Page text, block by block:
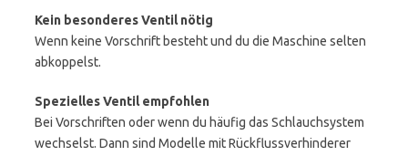
Kein besonderes Ventil nötig
Wenn keine Vorschrift besteht und du die Maschine selten
abkoppelst.
Spezielles Ventil empfohlen
Bei Vorschriften oder wenn du häufig das Schlauchsystem
wechselst. Dann sind Modelle mit Rückflussverhinderer